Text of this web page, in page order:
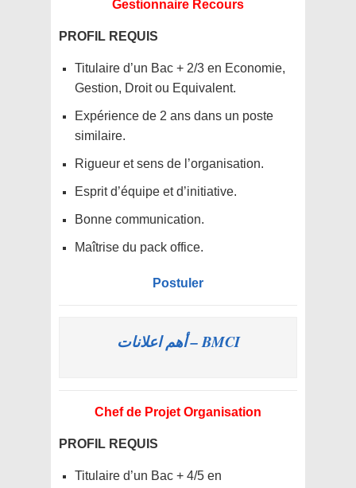
Gestionnaire Recours
PROFIL REQUIS
Titulaire d’un Bac + 2/3 en Economie,
Gestion, Droit ou Equivalent.
Expérience de 2 ans dans un poste
similaire.
Rigueur et sens de l’organisation.
Esprit d’équipe et d’initiative.
Bonne communication.
Maîtrise du pack office.
Postuler
BMCI – أهم اعلانات
Chef de Projet Organisation
PROFIL REQUIS
Titulaire d’un Bac + 4/5 en